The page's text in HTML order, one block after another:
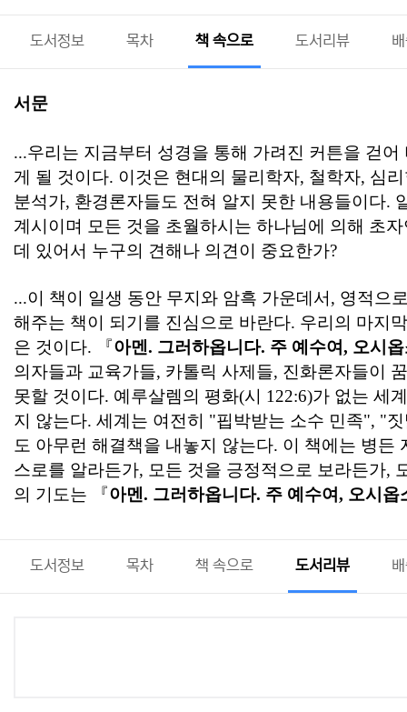
도서정보 목차 책 속으로 도서리뷰
서문
...우리는 지금부터 성경을 통해 가려진 커튼을 걷
게 될 것이다. 이것은 현대의 물리학자, 철학자, 심
분석가, 환경론자들도 전혀 알지 못한 내용들이다.
계시이며 모든 것을 초월하시는 하나님에 의해 초
데 있어서 누구의 견해나 의견이 중요한가?
...이 책이 일생 동안 무지와 암흑 가운데서, 영적으
해주는 책이 되기를 진심으로 바란다. 우리의 마지
은 것이다. 『아멘. 그러하옵니다. 주 예수여, 오시
의자들과 교육가들, 카톨릭 사제들, 진화론자들이
못할 것이다. 예루살렘의 평화(시 122:6)가 없는 세
지 않는다. 세계는 여전히 "핍박받는 소수 민족", "
도 아무런 해결책을 내놓지 않는다. 이 책에는 병
스로를 알라든가, 모든 것을 긍정적으로 보라든가,
의 기도는 『아멘. 그러하옵니다. 주 예수여, 오시옵
도서정보 목차 책 속으로 도서리뷰